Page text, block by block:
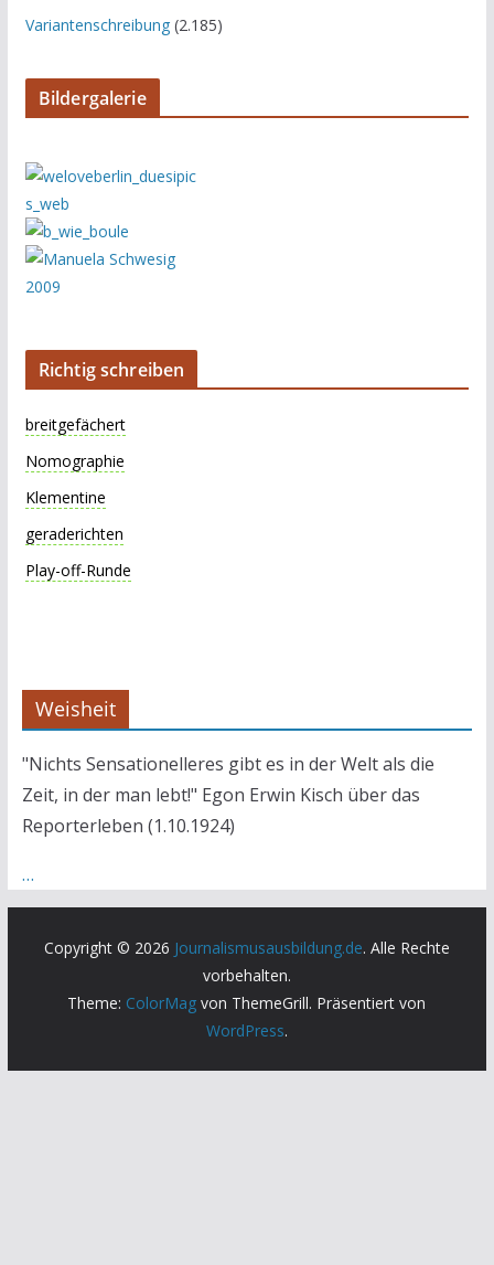
Variantenschreibung(2.185)
Bildergalerie
Richtig schreiben
breitgefächert
Nomographie
Klementine
geraderichten
Play-off-Runde
Weisheit
"Nichts Sensationelleres gibt es in der Welt als die
Zeit, in der man lebt!" Egon Erwin Kisch über das
Reporterleben (1.10.1924)
…
Copyright © 2026 Journalismusausbildung.de. Alle Rechte
vorbehalten.
Theme: ColorMag von ThemeGrill. Präsentiert von
WordPress.